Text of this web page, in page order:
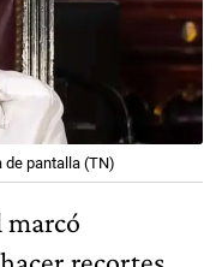
de pantalla (TN)